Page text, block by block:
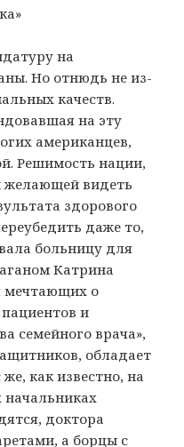
на
Но отнюдь не из-
качеств.
на эту
американцев,
Решимость нации,
видеть
здорового
даже то,
больницу для
Катрина
мечтающих о
и
семейного врача»,
обладает
как известно, на
доктора
а борцы с